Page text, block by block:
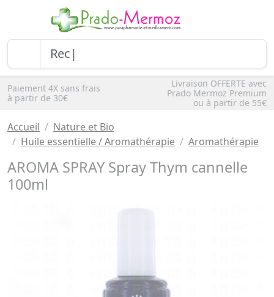
Paiement 4X sans frais
à partir de 30€
Livraison OFFERTE avec
Prado Mermoz Premium
ou à partir de 55€
Accueil
Nature et Bio
Huile essentielle / Aromathérapie
Aromathérapie
AROMA SPRAY Spray Thym cannelle
100ml